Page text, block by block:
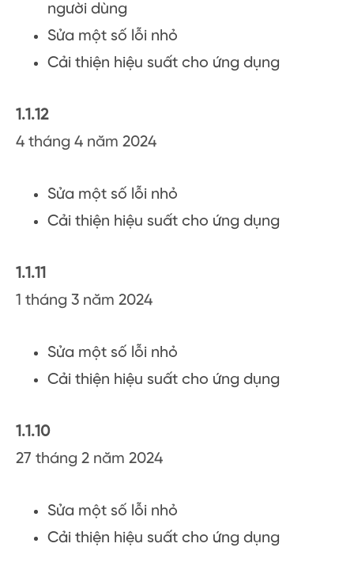
người dùng
Sửa một số lỗi nhỏ
Cải thiện hiệu suất cho ứng dụng
1.1.12
4 tháng 4 năm 2024
Sửa một số lỗi nhỏ
Cải thiện hiệu suất cho ứng dụng
1.1.11
1 tháng 3 năm 2024
Sửa một số lỗi nhỏ
Cải thiện hiệu suất cho ứng dụng
1.1.10
27 tháng 2 năm 2024
Sửa một số lỗi nhỏ
Cải thiện hiệu suất cho ứng dụng